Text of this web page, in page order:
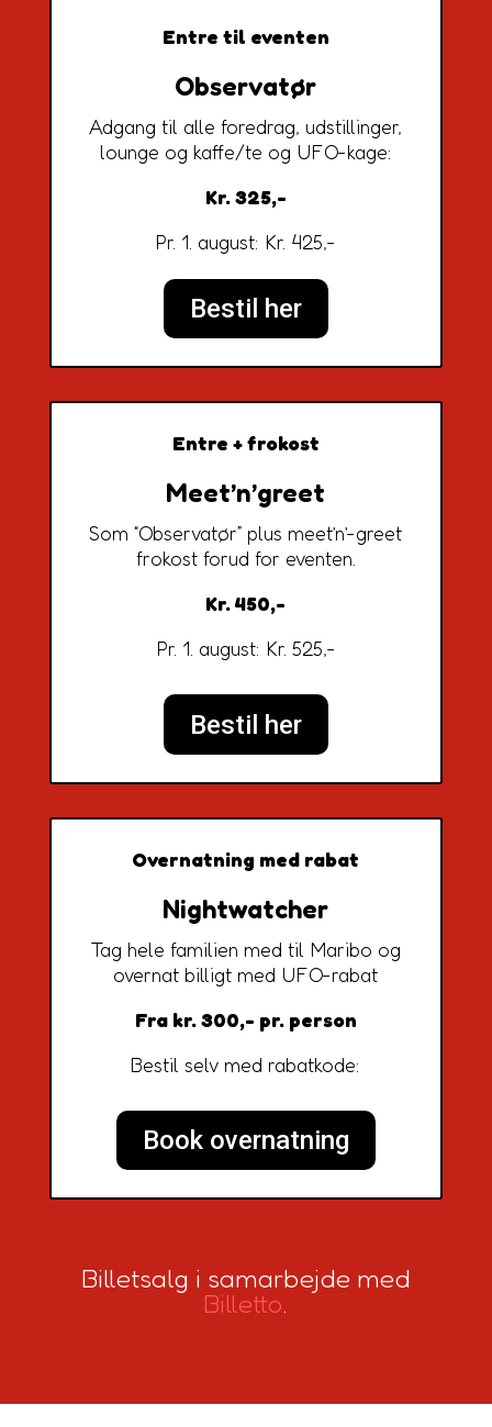
Entre til eventen
Observatør
Adgang til alle foredrag, udstillinger,
lounge og kaffe/te og UFO-kage:
Kr. 325,-
Pr. 1. august: Kr. 425,-
Bestil her
Entre + frokost
Meet’n’greet
Som “Observatør” plus meet’n’-greet
frokost forud for eventen.
Kr. 450,-
Pr. 1. august: Kr. 525,-
Bestil her
Overnatning med rabat
Nightwatcher
Tag hele familien med til Maribo og
overnat billigt med UFO-rabat
Fra kr. 300,- pr. person
Bestil selv med rabatkode:
Book overnatning
Billetsalg i samarbejde med
Billetto.